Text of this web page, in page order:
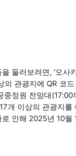
둘러보려면, '오
의 관광지에 QR 코
정원 전망대
개 이상의 관광지
인해 2025년 10